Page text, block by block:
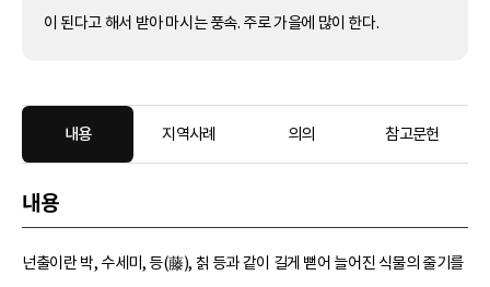
이 된다고 해서 받아 마시는 풍속. 주로 가을에 많이 한다.
내용 지역사례 의의 참고문헌
내용
넌출이란 박, 수세미, 등(藤), 칡 등과 같이 길게 뻗어 늘어진 식물의 줄기를